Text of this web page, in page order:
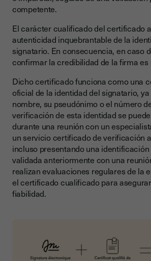
competente.
El carácter cualificado del certificado
autenticidad inquebrantable de la
signatario. En consecuencia, en caso
confirmar la credibilidad de la firma es
Dicho certificado funciona como una
oficial de la identidad del signatario,
nombre, su pseudónimo o el número
verificación de esta identidad se
durante una reunión con un
un servicio certificado de verificación
incluso presentando una
validada anteriormente con una
realizan evaluaciones regulares de la
el certificado cualificado para
fiabilidad.